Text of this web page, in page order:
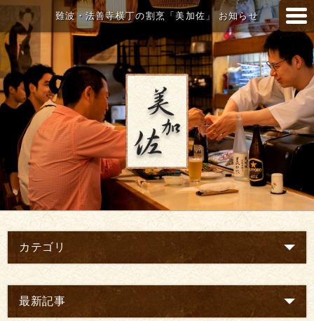
難波・法善寺横丁の割烹「美加佐」 お知らせ
カテゴリ
最新記事